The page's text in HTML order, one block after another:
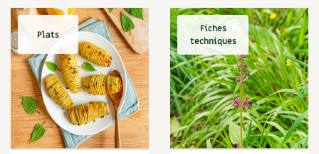
Moutarde
Multiplication
Muret
Muscade
Musique
Narcisse
Nature
Nettoyage
Plats
Fiches
techniques